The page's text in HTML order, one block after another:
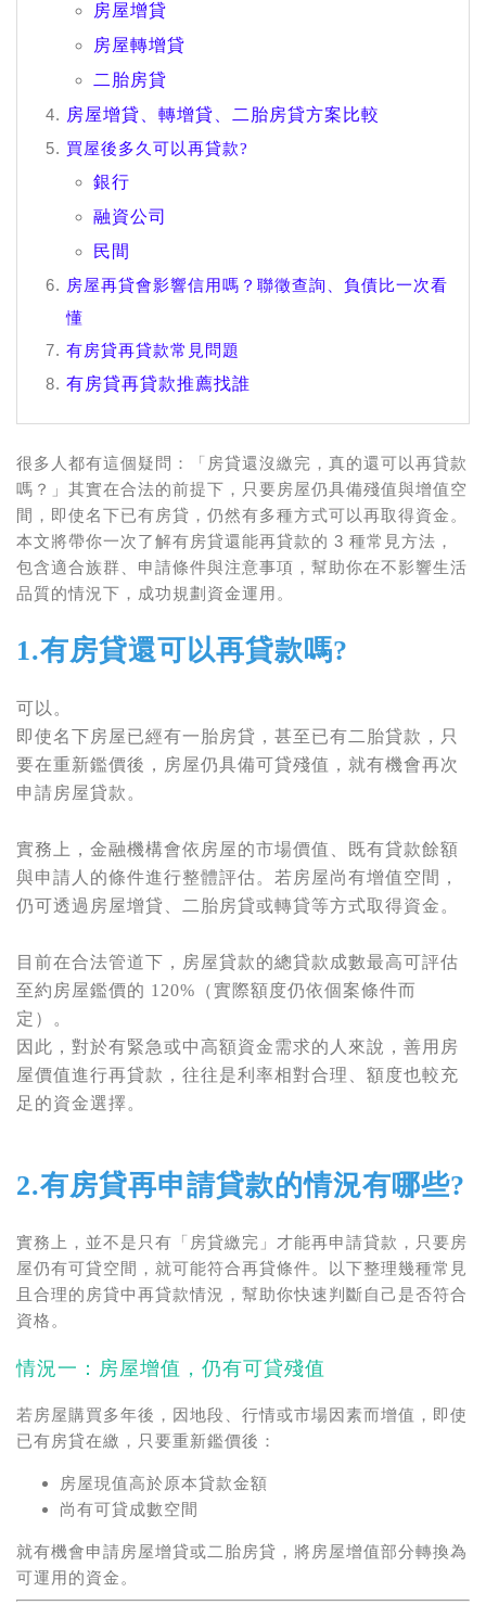
房屋增貸
房屋轉增貸
二胎房貸
房屋增貸、轉增貸、二胎房貸方案比較
買屋後多久可以再貸款?
銀行
融資公司
民間
房屋再貸會影響信用嗎？聯徵查詢、負債比一次看
懂
有房貸再貸款常見問題
有房貸再貸款推薦找誰
很多人都有這個疑問：「房貸還沒繳完，真的還可以再貸款
嗎？」其實在合法的前提下，只要房屋仍具備殘值與增值空
間，即使名下已有房貸，仍然有多種方式可以再取得資金。
本文將帶你一次了解有房貸還能再貸款的 3 種常見方法，
包含適合族群、申請條件與注意事項，幫助你在不影響生活
品質的情況下，成功規劃資金運用。
1.有房貸還可以再貸款嗎?
可以。
即使名下房屋已經有一胎房貸，甚至已有二胎貸款 ，只
要在重新鑑價後，房屋仍具備可貸殘值，就有機會再次
申請房屋貸款。
實務上，金融機構會依房屋的市場價值、既有貸款餘額
與申請人的條件進行整體評估。若房屋尚有增值空間，
仍可透過 房屋增貸 二胎房貸或轉貸等方式取得資金。
目前在合法管道下，房屋貸款的總貸款成數最高可評估
至約房屋鑑價的 120%（實際額度仍依個案條件而
定）。
因此，對於有緊急或中高額資金需求的人來說，善用房
屋價值進行再貸款，往往是利率相對合理、額度也較充
足的資金選擇。
2.有房貸再申請貸款的情況有哪些?
實務上，並不是只有「房貸繳完」才能再申請貸款，只要房
屋仍有可貸空間，就可能符合再貸條件。以下整理幾種常見
且合理的房貸中再貸款情況，幫助你快速判斷自己是否符合
資格。
情況一：房屋增值，仍有可貸殘值
若房屋購買多年後，因地段、行情或市場因素而增值，即使
已有房貸在繳，只要重新鑑價後：
房屋現值高於原本貸款金額
尚有可貸成數空間
就有機會申請房屋增貸或二胎房貸，將房屋增值部分轉換為
可運用的資金。